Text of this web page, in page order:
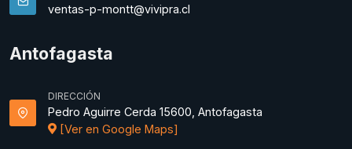
ventas-p-montt@vivipra.cl
Antofagasta
DIRECCIÓN
Pedro Aguirre Cerda 15600, Antofagasta
[Ver en Google Maps]